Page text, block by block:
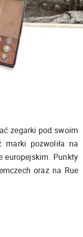
zegarki pod swoim
marki pozwoliła na
europejskim. Punkty
oraz na Rue